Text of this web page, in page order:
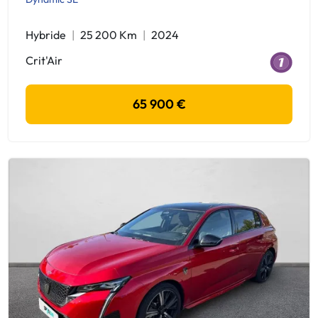
Hybride 25 200 Km
2024
Crit'Air
65 900 €